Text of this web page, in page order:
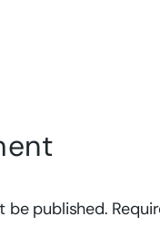
be published.